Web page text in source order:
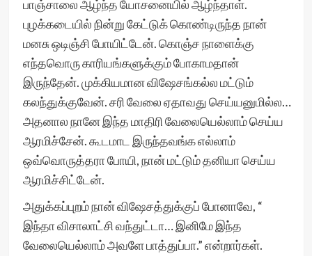
பாஞ்சாலை ஆழ்ந்த யோசனையில் ஆழ்ந்தாள்.
புழக்கடையில் நின்று கேட்டுக் கொண்டிருந்த நான்
மனசு ஒடிஞ்சி போயிட்டேன். கொஞ்ச நாளைக்கு
எந்தவொரு காரியங்களுக்கும் போகாமதான்
இருந்தேன். முக்கியமான விஷேசங்கல்ல மட்டும்
கலந்துக்குவேன். சரி வேலை ஏதாவது செய்யனுமில்ல…
அதனால நானே இந்த மாதிரி வேலையெல்லாம் செய்ய
ஆரமிச்சேன். கூடமாட இருந்தவங்க எல்லாம்
ஒவ்வொருத்தரா போயி, நான் மட்டும் தனியா செய்ய
ஆரமிச்சிட்டேன்.
அதுக்கப்புறம் நான் விஷேசத்துக்குப் போனாவே, “
இந்தா விசாலாட்சி வந்துட்டா… இனிமே இந்த
வேலையெல்லாம் அவளே பாத்துப்பா.” என்றார்கள்.